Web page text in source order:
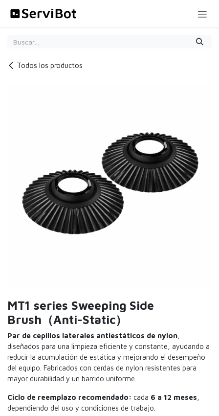
Todos los productos
MT1 series Sweeping Side
Brush（Anti-Static）
Par de cepillos laterales antiestáticos de nylon
diseñados para una limpieza eficiente y constante, ayudando a
reducir la acumulación de estática y mejorando el desempeño
del equipo. Fabricados con cerdas de nylon resistentes para
mayor durabilidad y un barrido uniforme.
Ciclo de reemplazo recomendado: cada 6 a 12 meses
dependiendo del uso y condiciones de trabajo.